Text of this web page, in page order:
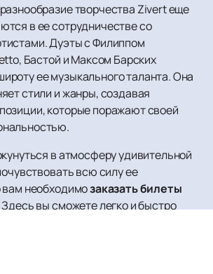
творчества Zivert еще
в ее сотрудничестве со
Дуэты с Филиппом
Бастой и Максом Барских
ее музыкального таланта. Она
стили и жанры, создавая
которые поражают своей
в атмосферу удивительной
всю силу ее
вам необходимозаказать билеты
вы сможете легко и быстро